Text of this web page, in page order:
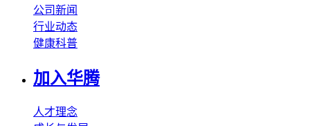
公司新闻
行业动态
健康科普
加入华腾
人才理念